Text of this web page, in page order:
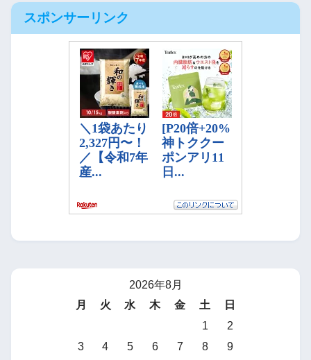
スポンサーリンク
2026年8月
月
火 水 木 金 土
日
1
2
3
4 5 6 7 8
9